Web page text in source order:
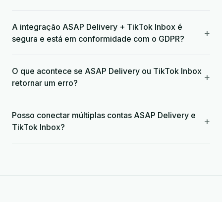
A integração ASAP Delivery + TikTok Inbox é
segura e está em conformidade com o GDPR?
+
O que acontece se ASAP Delivery ou TikTok Inbox
retornar um erro?
+
Posso conectar múltiplas contas ASAP Delivery e
TikTok Inbox?
+